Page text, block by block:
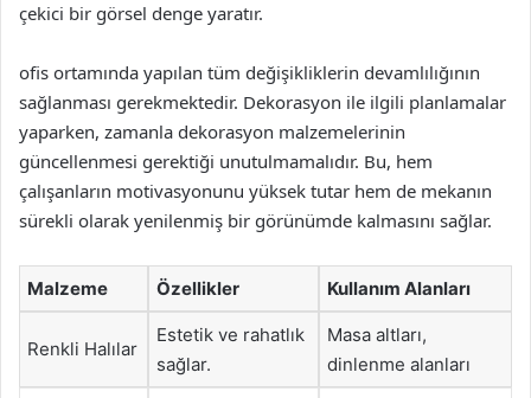
çekici bir görsel denge yaratır.
ofis ortamında yapılan tüm değişikliklerin devamlılığının
sağlanması gerekmektedir. Dekorasyon ile ilgili planlamalar
yaparken, zamanla dekorasyon malzemelerinin
güncellenmesi gerektiği unutulmamalıdır. Bu, hem
çalışanların motivasyonunu yüksek tutar hem de mekanın
sürekli olarak yenilenmiş bir görünümde kalmasını sağlar.
Malzeme Özellikler Kullanım Alanları
Renkli Halılar
Estetik ve rahatlık
sağlar.
Masa altları,
dinlenme alanları